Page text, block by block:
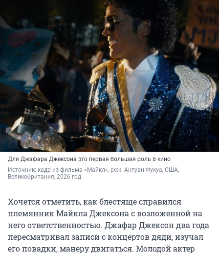
Для Джафара Джексона это первая большая роль в кино
Источник: кадр из фильма «Майкл», реж. Антуан Фукуа, США,
Великобритания, 2026 год
Хочется отметить, как блестяще справился
племянник Майкла Джексона с возложенной на
него ответственностью. Джафар Джексон два года
пересматривал записи с концертов дяди, изучал
его повадки, манеру двигаться. Молодой актер